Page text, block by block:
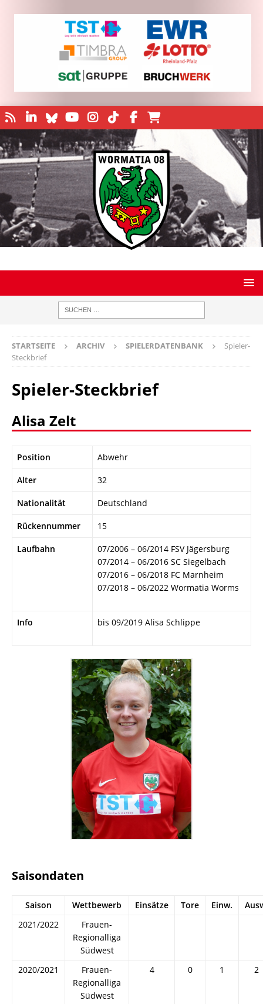
STARTSEITE ARCHIV SPIELERDATENBANK
Spieler-
Steckbrief
Spieler-Steckbrief
Alisa Zelt
Position Abwehr
Alter 32
Nationalität Deutschland
Rückennummer 15
Laufbahn
07/2006 – 06/2014 FSV Jägersburg
07/2014 – 06/2016 SC Siegelbach
07/2016 – 06/2018 FC Marnheim
07/2018 – 06/2022 Wormatia Worms
Info bis 09/2019 Alisa Schlippe
Saisondaten
Saison Wettbewerb Einsätze Tore Einw.
2021/2022
Frauen-
Regionalliga
Südwest
2020/2021
Frauen-
Regionalliga
Südwest
4 0 1 2